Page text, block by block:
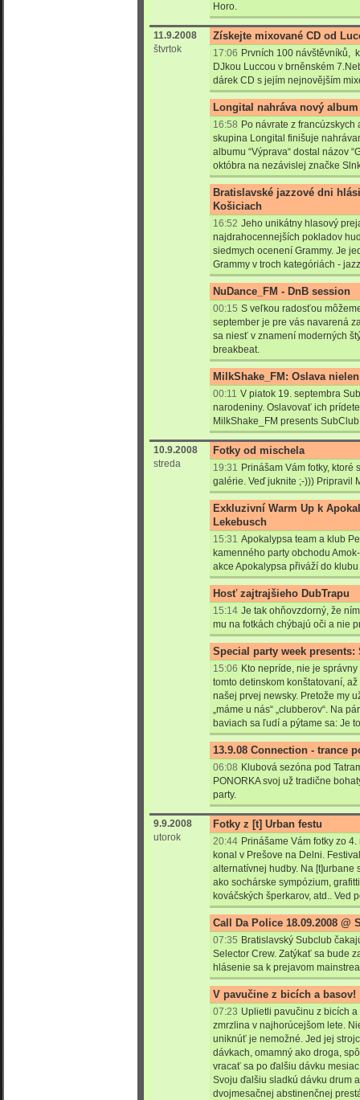
Horo.
11.9.2008
štvrtok
Získejte mixované CD od
17:06 Prvních 100 návštěvníků,
DJkou Luccou v brněnském
dárek CD s jejím nejnovějším
Longital nahráva nový album
16:58 Po návrate z
skupina Longital finišuje
albumu “Výprava“ dostal názov
októbra na nezávislej značke
Bratislavské jazzové dni
Košiciach
16:52 Jeho unikátny hlasový
najdrahocennejších pokladov
siedmych ocenení Grammy. Je
Grammy v troch kategóriách -
NuDance_FM - DnB session
00:15 S veľkou radosťou
september je pre vás navarená
sa niesť v znamení moderných
breakbeat.
MilkShake_FM: Oslava
00:11 V piatok 19. septembra
narodeniny. Oslavovať ich
MilkShake_FM presents
10.9.2008
streda
Fotky od mischela
19:31 Prinášam Vám fotky, ktoré
galérie. Veď juknite ;-))) Pripravil
Exkluzivní Warm Up k
Lekebusch
15:31 Apokalypsa team a klub
kamenného party obchodu
akce Apokalypsa přiváží do klubu
Hosť zajtrajšieho DubTrapu
15:14 Je tak ohňovzdorný, že
mu na fotkách chýbajú oči a nie
Special party week
15:06 Kto nepríde, nie je
tomto detinskom konštatovaní,
našej prvej newsky. Pretože my
„máme u nás“ „clubberov“. Na
baviach sa ľudí a pýtame sa: Je
13.9.08 Connection - trance
06:08 Klubová sezóna pod
PONORKA svoj už tradične
party.
9.9.2008
utorok
Fotky z [t] Urban festu
20:44 Prinášame Vám fotky zo
konal v Prešove na Delni.
alternatívnej hudby. Na
ako sochárske sympózium,
kováčských šperkarov, atd.. Ved
Call Da Police 18.09.2008 @
07:35 Bratislavský Subclub
Selector Crew. Zatýkať sa bude
hlásenie sa k prejavom
V pavučine z bicích a basov!
07:23 Uplietli pavučinu z bicích
zmrzlina v najhorúcejšom lete.
uniknúť je nemožné. Jed jej
dávkach, omamný ako droga,
vracať sa po ďalšiu dávku
Svoju ďalšiu sladkú dávku drum
dvojmesačnej abstinenčnej